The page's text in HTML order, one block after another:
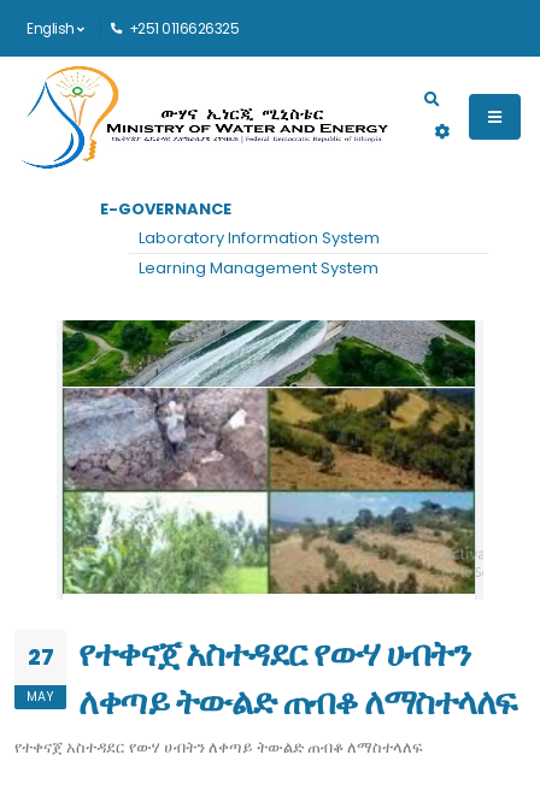
English +251 0116626325
Main navigation
E-GOVERNANCE
Laboratory Information System
Learning Management System
27
MAY
የተቀናጀ አስተዳደር የውሃ ሀብትን
ለቀጣይ ትውልድ ጠብቆ ለማስተላለፍ
የተቀናጀ አስተዳደር የውሃ ሀብትን ለቀጣይ ትውልድ ጠብቆ ለማስተላለፍ